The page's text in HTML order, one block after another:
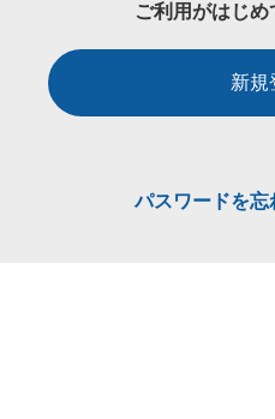
ご利用がはじ
新規
パスワードを忘